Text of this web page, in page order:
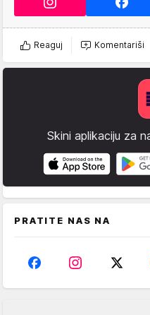
Reaguj Komentariši
Skini aplikaciju za
PRATITE NAS NA